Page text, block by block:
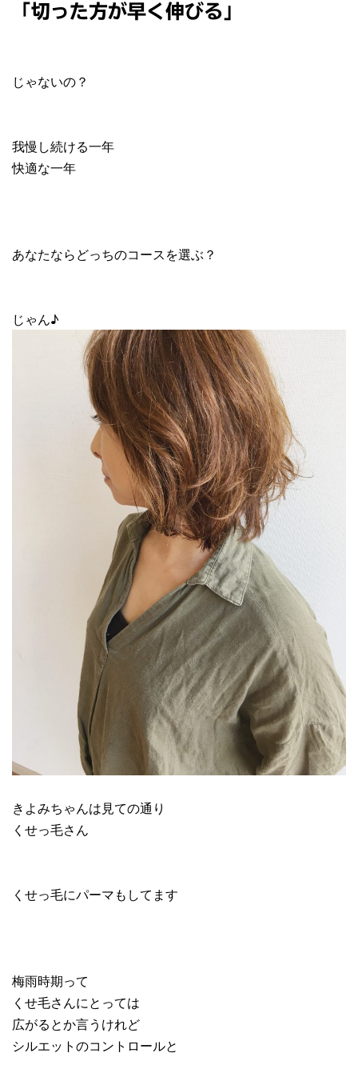
「切った方が早く伸びる」
じゃないの？
我慢し続ける一年
快適な一年
あなたならどっちのコースを選ぶ？
じゃん♪
きよみちゃんは見ての通り
くせっ毛さん
くせっ毛にパーマもしてます
梅雨時期って
くせ毛さんにとっては
広がるとか言うけれど
シルエットのコントロールと